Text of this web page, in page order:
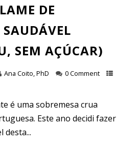
DE
SEM AÇÚCAR)
Ana Coito, PhD
0 Comment
é uma sobremesa crua
Este ano decidi fazer
desta...